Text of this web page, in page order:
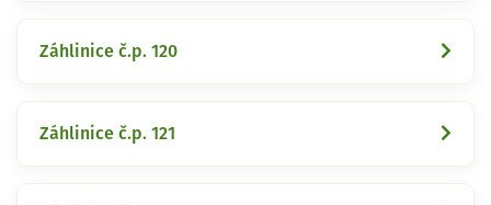
Záhlinice č.p. 120
Záhlinice č.p. 121